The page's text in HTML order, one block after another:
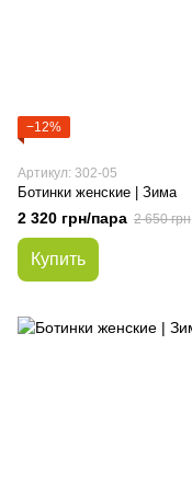
−12%
Артикул: 302-05
Ботинки женские | Зима
2 320 грн/пара 2 650 грн
Купить